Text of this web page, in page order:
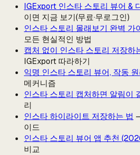
IGExport 인스타 스토리 뷰어 &
이면 지금 보기(무료·무로그인)
인스타 스토리 몰래보기 완벽 가
모든 현실적인 방법
캡처 없이 인스타 스토리 저장하
IGExport 따라하기
익명 인스타 스토리 뷰어, 작동
메커니즘
인스타 스토리 캡처하면 알림이
리
인스타 하이라이트 저장하는 법
이드
인스타 스토리 뷰어 앱 추천
비교